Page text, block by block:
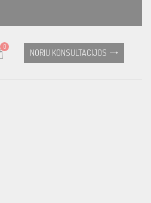
0
NORIU KONSULTACIJOS